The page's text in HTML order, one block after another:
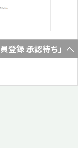
登録 承認待ち 」へ